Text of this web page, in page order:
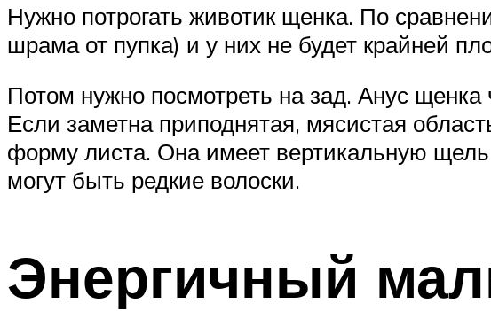
Нужно потрогать животик щенка. По
шрама от пупка) и у них не будет крайней
Потом нужно посмотреть на зад. Анус щенка
Если заметна приподнятая, мясистая
форму листа. Она имеет вертикальную
могут быть редкие волоски.
Энергичный